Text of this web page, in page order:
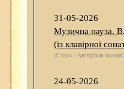
31-05-2026
Музична пауза.
(із клавірної
(Слово / Авторская
24-05-2026